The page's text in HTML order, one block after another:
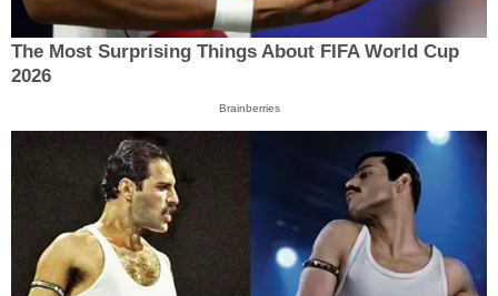
The Most Surprising Things About FIFA World Cup
2026
Brainberries